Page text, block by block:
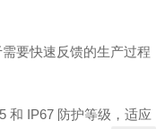
要快速反馈的生产过程
和 IP67 防护等级，适应